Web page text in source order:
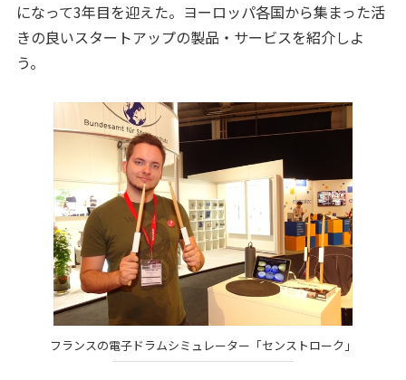
になって3年目を迎えた。ヨーロッパ各国から集まった活
きの良いスタートアップの製品・サービスを紹介しよ
う。
フランスの電子ドラムシミュレーター「センストローク」